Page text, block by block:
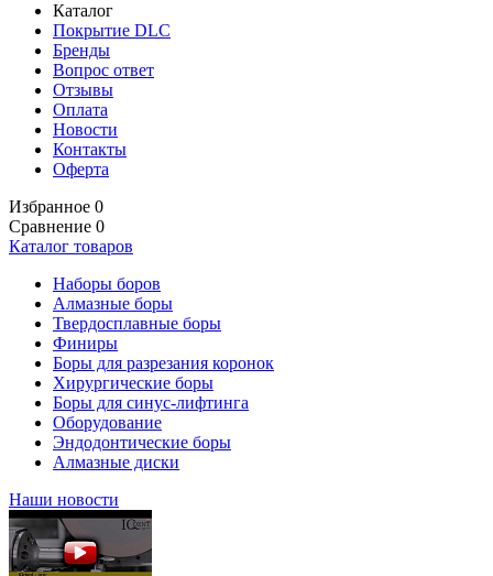
Каталог
Покрытие DLC
Бренды
Вопрос ответ
Отзывы
Оплата
Новости
Контакты
Оферта
Избранное 0
Сравнение 0
Каталог товаров
Наборы боров
Алмазные боры
Твердосплавные боры
Финиры
Боры для разрезания коронок
Хирургические боры
Боры для синус-лифтинга
Оборудование
Эндодонтические боры
Алмазные диски
Наши новости